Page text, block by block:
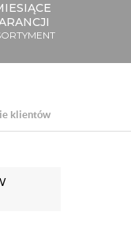
klientów